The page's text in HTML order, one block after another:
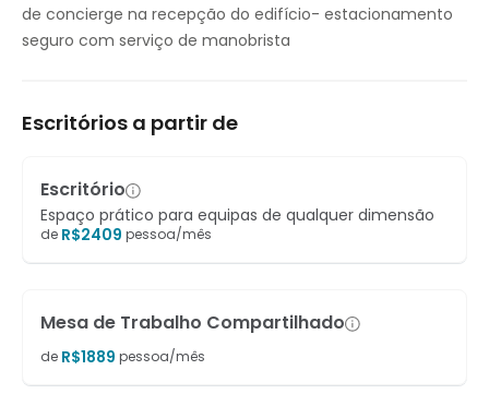
Serviço de sanduíches
Tectos falsos
Armazenamento de bicicletas
Lavagem a seco no local
de concierge na recepção do edifício- estacionamento
seguro com serviço de manobrista
Escritórios a partir de
Escritório
Espaço prático para equipas de qualquer dimensão
de R$2409 pessoa/mês
Mesa de Trabalho Compartilhado
de R$1889 pessoa/mês